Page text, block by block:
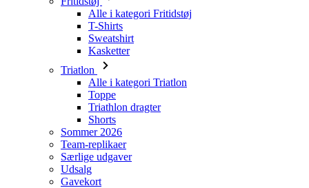
Alle i kategori Fritidstøj
T-Shirts
Sweatshirt
Kasketter
Triatlon
Alle i kategori Triatlon
Toppe
Triathlon dragter
Shorts
Sommer 2026
Team-replikaer
Særlige udgaver
Udsalg
Gavekort